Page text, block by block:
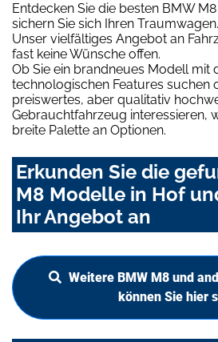
Entdecken Sie die besten BMW
sichern Sie sich Ihren Traumwagen.
Unser vielfältiges Angebot an
fast keine Wünsche offen.
Ob Sie ein brandneues Modell mit
technologischen Features suchen
preiswertes, aber qualitativ
Gebrauchtfahrzeug interessieren,
breite Palette an Optionen.
Erkunden Sie die
M8 Modelle in Hof
Ihr Angebot an
Weitere BMW M8 und
können Sie hier